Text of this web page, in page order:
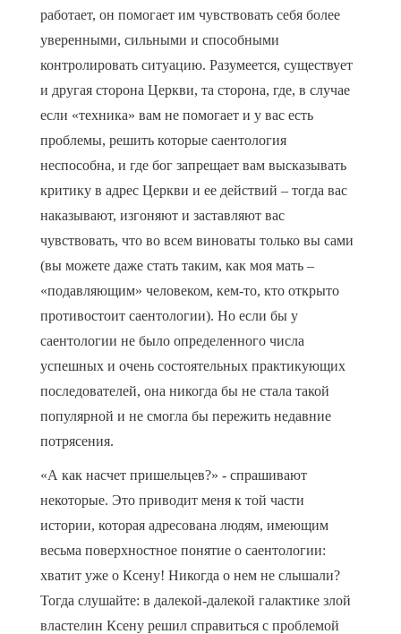
работает, он помогает им чувствовать себя более
уверенными, сильными и способными
контролировать ситуацию. Разумеется, существует
и другая сторона Церкви, та сторона, где, в случае
если «техника» вам не помогает и у вас есть
проблемы, решить которые саентология
неспособна, и где бог запрещает вам высказывать
критику в адрес Церкви и ее действий – тогда вас
наказывают, изгоняют и заставляют вас
чувствовать, что во всем виноваты только вы сами
(вы можете даже стать таким, как моя мать –
«подавляющим» человеком, кем-то, кто открыто
противостоит саентологии). Но если бы у
саентологии не было определенного числа
успешных и очень состоятельных практикующих
последователей, она никогда бы не стала такой
популярной и не смогла бы пережить недавние
потрясения.
«А как насчет пришельцев?» - спрашивают
некоторые. Это приводит меня к той части
истории, которая адресована людям, имеющим
весьма поверхностное понятие о саентологии:
хватит уже о Ксену! Никогда о нем не слышали?
Тогда слушайте: в далекой-далекой галактике злой
властелин Ксену решил справиться с проблемой